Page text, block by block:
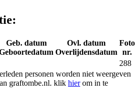
Geb. datum
Ovl. datum
Overlijdensdatum
Foto
nr.
288
personen worden niet weergeven
graftombe.nl. klik hierom in te